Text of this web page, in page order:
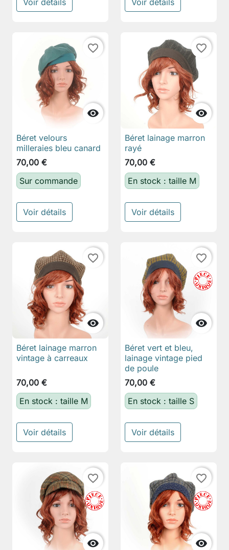
Voir détails Voir détails

favorite_border
Béret velours
milleraies bleu canard
70,00 €
Sur commande
Voir détails

favorite_border
Béret lainage marron
rayé
70,00 €
En stock : taille M
Voir détails

favorite_border
Béret lainage marron
vintage à carreaux
70,00 €
En stock : taille M
Voir détails

favorite_border
Béret vert et bleu,
lainage vintage pied
de poule
70,00 €
En stock : taille S
Voir détails

favorite_border

favorite_border